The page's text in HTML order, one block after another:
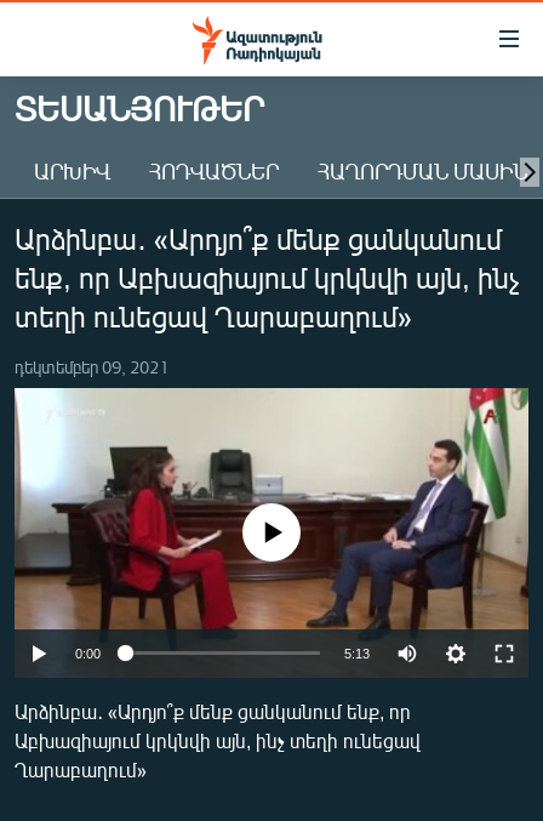
Մատչելիության
Անցնել
հիմնական
Անցնել
հիմնական
մենյուին
Որոնում
ԱԶԱՏՈՒԹՅՈՒՆ TV
ՀԱՅԱՍՏԱՆ
ԸՆՏՐՈՒԹՅՈՒՆՆԵՐ 2026
ԻՐԱՎՈՒՆՔ
ՏՆՏԵՍՈՒԹՅՈՒՆ
ՂԱՐԱԲԱՂ
ՊԱՏԵՐԱԶՄԻ 6 ՇԱԲԱԹՆԵՐԸ
ՏԱՐԱԾԱՇՐՋԱՆ
ՄԻՋԱԶԳԱՅԻՆ
ՄՇԱԿՈՒՅԹ
ՍՊՈՐՏ
ՏՏ ԵՒ ԻՆՏԵՐՆԵՏ
ԿՈՐՈՆԱՎԻՐՈՒՍ
ՏԵՍԱՆՅՈՒԹԵՐ
ԱՐԽԻՎ ՀՈԴՎԱԾՆԵՐ ՀԱՂՈՐԴՄԱՆ ՄԱՍԻՆ
Արձինբա․ «Արդյո՞ք մենք ցանկանում
ենք, որ Աբխազիայում կրկնվի այն, ինչ
տեղի ունեցավ Ղարաբաղում»
դեկտեմբեր 09, 2021
No media source currently available
0:00 5:13
Արձինբա․ «Արդյո՞ք մենք ցանկանում ենք, որ
Աբխազիայում կրկնվի այն, ինչ տեղի ունեցավ
Ղարաբաղում»